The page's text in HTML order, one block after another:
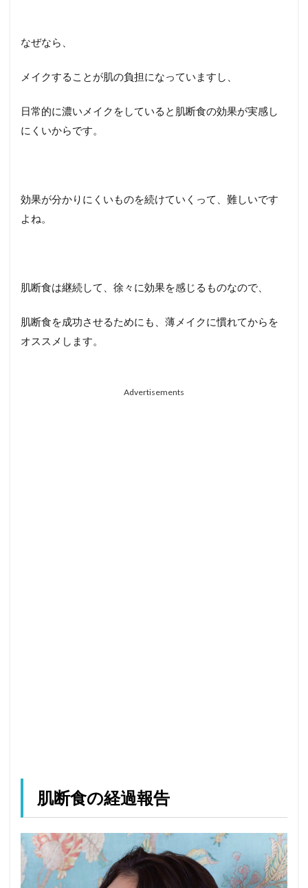
なぜなら、
メイクすることが肌の負担になっていますし、
日常的に濃いメイクをしていると肌断食の効果が実感し
にくいからです。
効果が分かりにくいものを続けていくって、難しいです
よね。
肌断食は継続して、徐々に効果を感じるものなので、
肌断食を成功させるためにも、薄メイクに慣れてからを
オススメします。
Advertisements
肌断食の経過報告